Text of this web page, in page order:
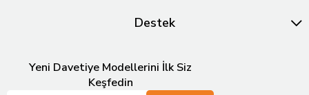
Destek
Yeni Davetiye Modellerini İlk Siz
Keşfedin